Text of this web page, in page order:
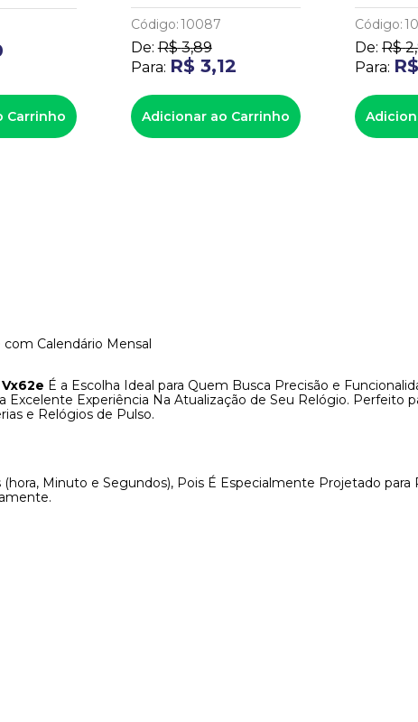
Carrinho
Código:10087
De:R$ 3,89
Para: R$ 3,12
Adicionar ao Carrinho
Código:
De:R$ 2,
Para: R$
Calendário Mensal
É a Escolha Ideal para Quem Busca Precisão e
Experiência Na Atualização de Seu Relógio. Perfeito
e Relógios de Pulso.
Minuto e Segundos), Pois É Especialmente Projetado